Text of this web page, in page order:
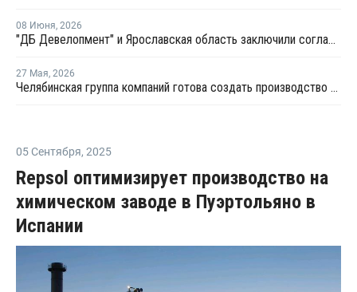
08 Июня, 2026
"ДБ Девелопмент" и Ярославская область заключили соглашение по проекту завода полипропилена
27 Мая, 2026
Челябинская группа компаний готова создать производство компаундов для полимеров в Татарстане
05 Сентября, 2025
Repsol оптимизирует производство на
химическом заводе в Пуэртольяно в
Испании